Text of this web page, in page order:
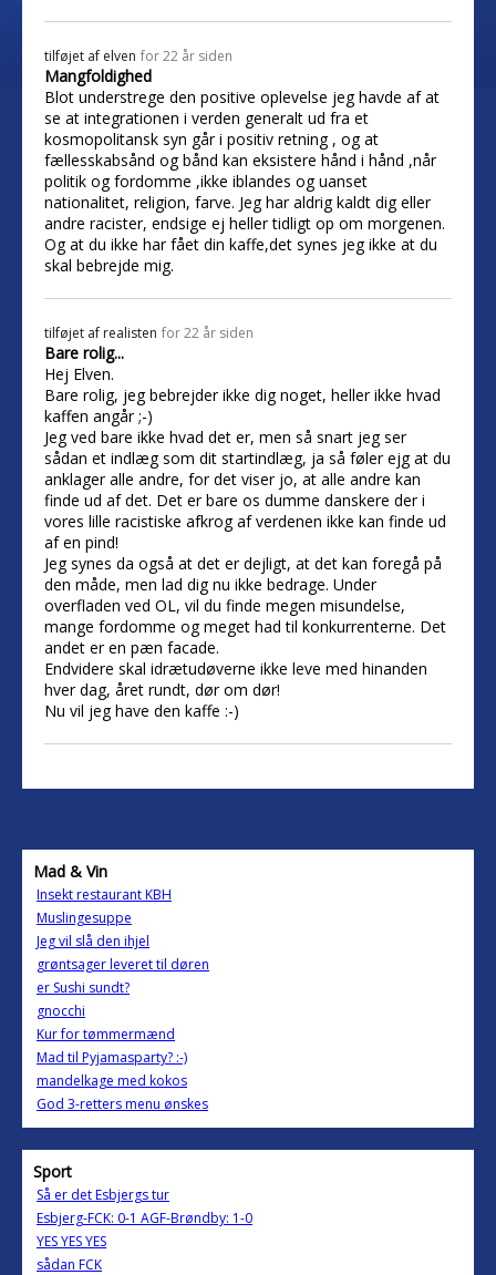
tilføjet af elven for 22 år siden
Mangfoldighed
Blot understrege den positive oplevelse jeg havde af at
se at integrationen i verden generalt ud fra et
kosmopolitansk syn går i positiv retning , og at
fællesskabsånd og bånd kan eksistere hånd i hånd ,når
politik og fordomme ,ikke iblandes og uanset
nationalitet, religion, farve. Jeg har aldrig kaldt dig eller
andre racister, endsige ej heller tidligt op om morgenen.
Og at du ikke har fået din kaffe,det synes jeg ikke at du
skal bebrejde mig.
tilføjet af realisten for 22 år siden
Bare rolig...
Hej Elven.
Bare rolig, jeg bebrejder ikke dig noget, heller ikke hvad
kaffen angår ;-)
Jeg ved bare ikke hvad det er, men så snart jeg ser
sådan et indlæg som dit startindlæg, ja så føler ejg at du
anklager alle andre, for det viser jo, at alle andre kan
finde ud af det. Det er bare os dumme danskere der i
vores lille racistiske afkrog af verdenen ikke kan finde ud
af en pind!
Jeg synes da også at det er dejligt, at det kan foregå på
den måde, men lad dig nu ikke bedrage. Under
overfladen ved OL, vil du finde megen misundelse,
mange fordomme og meget had til konkurrenterne. Det
andet er en pæn facade.
Endvidere skal idrætudøverne ikke leve med hinanden
hver dag, året rundt, dør om dør!
Nu vil jeg have den kaffe :-)
Mad & Vin
Insekt restaurant KBH
Muslingesuppe
Jeg vil slå den ihjel
grøntsager leveret til døren
er Sushi sundt?
gnocchi
Kur for tømmermænd
Mad til Pyjamasparty? :-)
mandelkage med kokos
God 3-retters menu ønskes
Sport
Så er det Esbjergs tur
Esbjerg-FCK: 0-1 AGF-Brøndby: 1-0
YES YES YES
sådan FCK